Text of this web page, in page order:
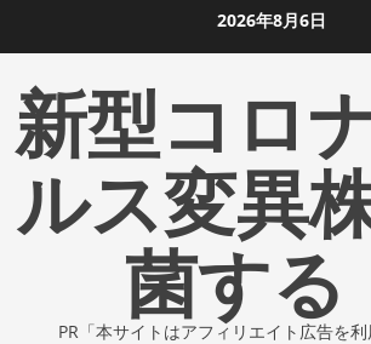
ン
ツ
2026年8月6日
新型コロ
ルス変異
菌する
PR「本サイトはアフィリエイト広告を利